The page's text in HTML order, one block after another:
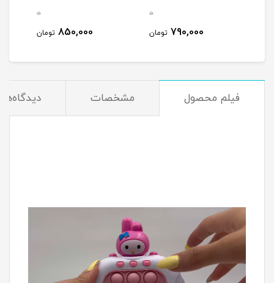
790,000 تومان 850,000 تومان
فیلم محصول مشخصات دیدگاه‌ها